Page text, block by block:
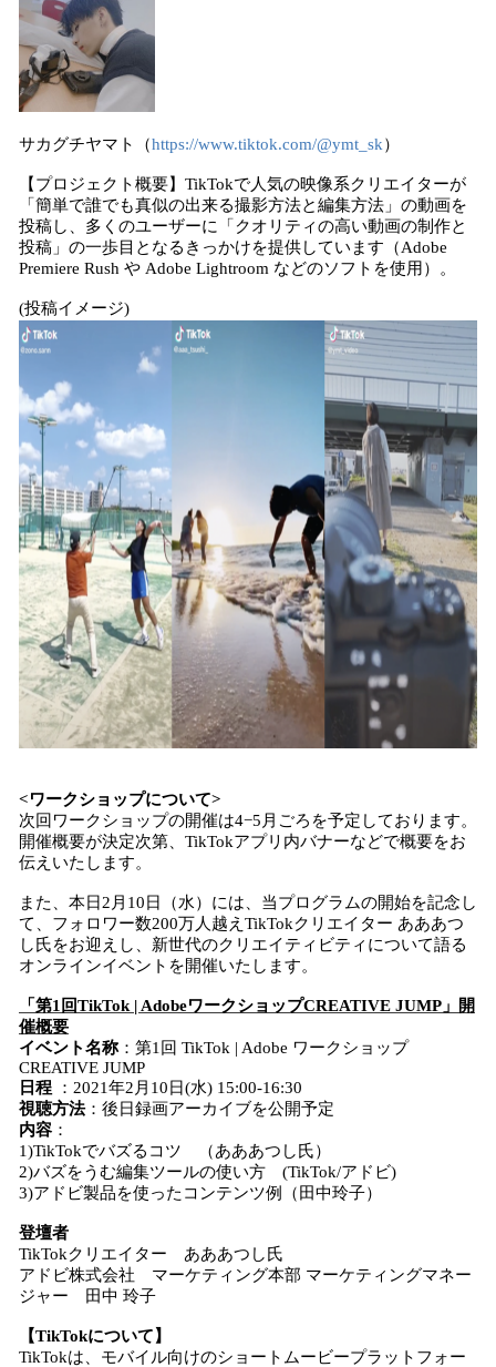
サカグチヤマト（https://www.tiktok.com/@ymt_sk）
【プロジェクト概要】TikTokで人気の映像系クリエイターが
「簡単で誰でも真似の出来る撮影方法と編集方法」の動画を
投稿し、多くのユーザーに「クオリティの高い動画の制作と
投稿」の一歩目となるきっかけを提供しています（Adobe
Premiere Rush や Adobe Lightroom などのソフトを使用）。
(投稿イメージ)
<ワークショップについて>
次回ワークショップの開催は4−5月ごろを予定しております。
開催概要が決定次第、TikTokアプリ内バナーなどで概要をお
伝えいたします。
また、本日2月10日（水）には、当プログラムの開始を記念し
て、フォロワー数200万人越えTikTokクリエイター あああつ
し氏をお迎えし、新世代のクリエイティビティについて語る
オンラインイベントを開催いたします。
「第1回TikTok | AdobeワークショップCREATIVE JUMP」開
催概要
イベント名称：第1回 TikTok | Adobe ワークショップ
CREATIVE JUMP
日程
：2021年2月10日(水) 15:00-16:30
視聴方法：後日録画アーカイブを公開予定
内容 ：
1)TikTokでバズるコツ （あああつし氏）
2)バズをうむ編集ツールの使い方 (TikTok/アドビ)
3)アドビ製品を使ったコンテンツ例（田中玲子）
登壇者
TikTokクリエイター あああつし氏
アドビ株式会社 マーケティング本部 マーケティングマネー
ジャー 田中 玲子
【TikTokについて】
TikTokは、モバイル向けのショートムービープラットフォー